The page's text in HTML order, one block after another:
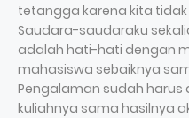
tetangga karena kita
Saudara-saudaraku
adalah hati-hati dengan
mahasiswa sebaiknya
Pengalaman sudah harus
kuliahnya sama hasilnya